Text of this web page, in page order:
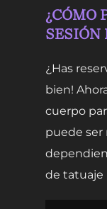
¿CÓMO
SESIÓN
¿Has
bien!
cuerpo
puede ser
de tatuaje